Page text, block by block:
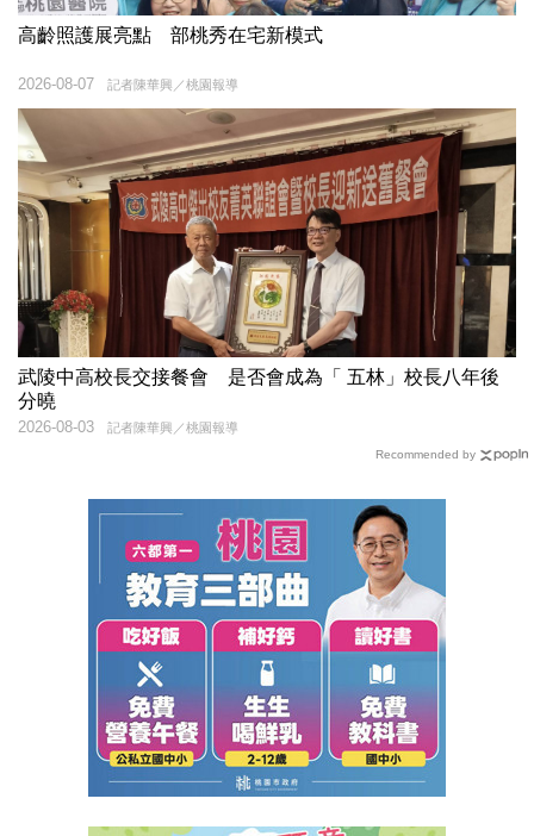
高齡照護展亮點 部桃秀在宅新模式
記者陳華興／桃園報導
2026-08-07
武陵中高校長交接餐會 是否會成為「 五林」校長八年後
分曉
記者陳華興／桃園報導
2026-08-03
Recommended by